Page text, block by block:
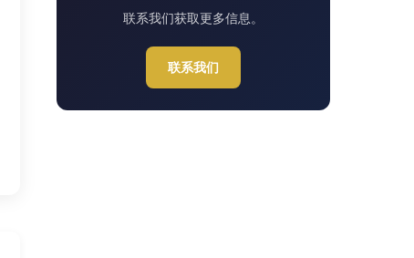
联系我们获取更多信息。
联系我们